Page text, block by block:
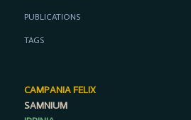
PUBLICATIONS
TAGS
CAMPANIA FELIX
SAMNIUM